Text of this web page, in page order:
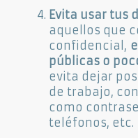
Evita usar tus
aquellos que
confidencial,
públicas o
evita dejar
de trabajo,
como
teléfonos, etc.